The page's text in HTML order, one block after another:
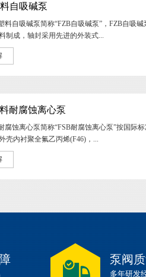
自吸碱泵
料自吸碱泵简称“FZB自吸碱泵”，FZB自吸
制成，轴封采用先进的外装式...
耐腐蚀离心泵
腐蚀离心泵简称“FSB耐腐蚀离心泵”按国际
壳内衬聚全氟乙丙烯(F46)，...
泵阀
多年研发